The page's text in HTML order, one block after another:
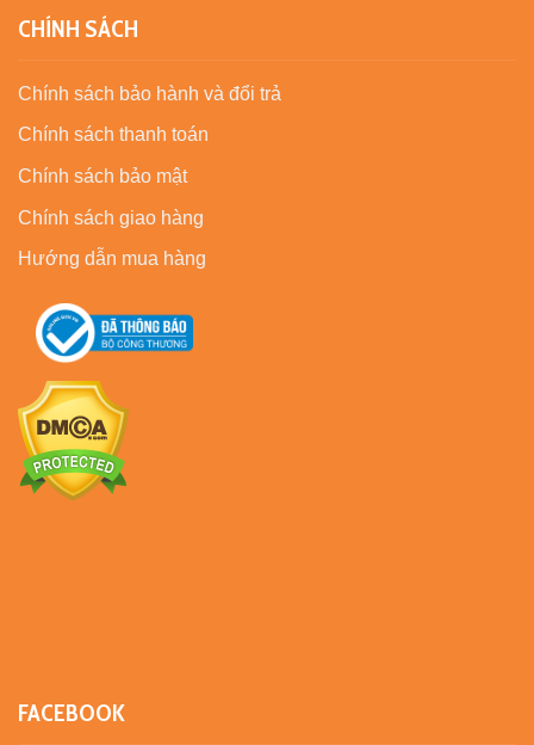
CHÍNH SÁCH
Chính sách bảo hành và đổi trả
Chính sách thanh toán
Chính sách bảo mật
Chính sách giao hàng
Hướng dẫn mua hàng
FACEBOOK